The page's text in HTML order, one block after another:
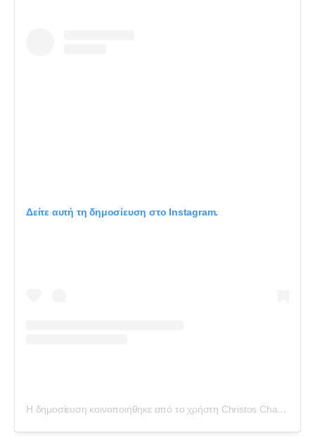
Δείτε αυτή τη δημοσίευση στο Instagram.
Η δημοσίευση κοινοποιήθηκε από το χρήστη Christos Chatzipanagiotis (@christos_chatzipanagiotis)